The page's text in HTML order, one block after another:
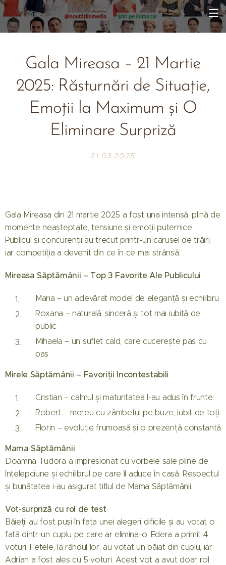
Gala Mireasa – 21 Martie
2025: Răsturnări de Situație,
Emoții la Maximum și O
Eliminare Surpriză
21.03.2025
Gala Mireasa din 21 martie 2025 a fost una intensă, plină de
momente neașteptate, tensiune și emoții puternice.
Publicul și concurenții au trecut printr-un carusel de trăiri,
iar competiția a devenit din ce în ce mai strânsă.
Mireasa Săptămânii – Top 3 Favorite Ale Publicului
Maria – un adevărat model de eleganță și echilibru
Roxana – naturală, sinceră și tot mai iubită de
public
Mihaela – un suflet cald, care cucerește pas cu
pas
Mirele Săptămânii – Favoriții Incontestabili
Cristian – calmul și maturitatea l-au adus în frunte
Robert – mereu cu zâmbetul pe buze, iubit de toți
Florin – evoluție frumoasă și o prezență constantă
Mama Săptămânii
Doamna Tudora a impresionat cu vorbele sale pline de
înțelepciune și echilibrul pe care îl aduce în casă. Respectul
și bunătatea i-au asigurat titlul de Mama Săptămânii.
Vot-surpriză cu rol de test
Băieții au fost puși în fața unei alegeri dificile și au votat o
fată dintr-un cuplu pe care ar elimina-o. Edera a primit 4
voturi. Fetele, la rândul lor, au votat un băiat din cuplu, iar
Adrian a fost ales cu 5 voturi. Acest vot a avut doar rol